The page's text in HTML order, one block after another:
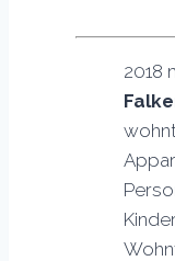
2018